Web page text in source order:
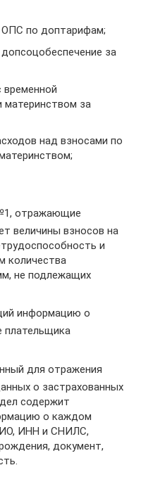
ОПС по доптарифам;
за
за
над взносами по
отражающие
величины взносов на
и
количества
не подлежащих
информацию о
плательщика
для отражения
о застрахованных
содержит
о каждом
ИНН и СНИЛС,
документ,